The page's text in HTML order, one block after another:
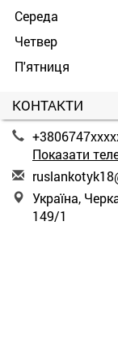
Середа
Четвер
П'ятниця
КОНТАКТИ
Показати
ruslankotyk18
Україна,
149/1